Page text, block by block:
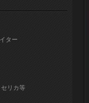
ター
セリカ等